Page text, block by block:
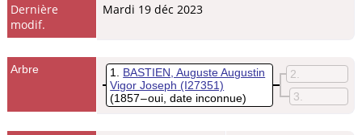
Dernière
modif.
Mardi 19 déc 2023
Arbre 1
BASTIEN, Auguste Augustin
Vigor Joseph (I27351)
(1857 – oui, date inconnue)
2
3